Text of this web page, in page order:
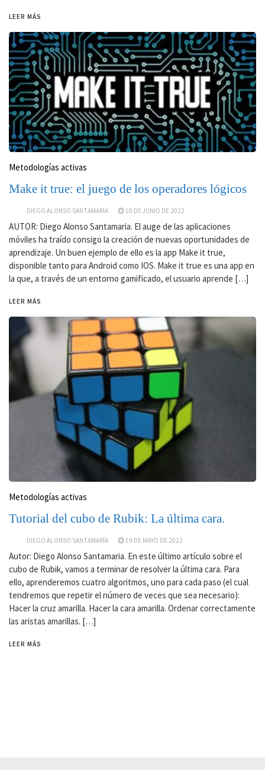
LEER MÁS
Metodologías activas
Make it true: el juego de los operadores lógicos
DIEGO ALONSO SANTAMARÍA 10 DE JUNIO DE 2022
AUTOR: Diego Alonso Santamaria. El auge de las aplicaciones
móviles ha traído consigo la creación de nuevas oportunidades de
aprendizaje. Un buen ejemplo de ello es la app Make it true,
disponible tanto para Android como IOS. Make it true es una app en
la que, a través de un entorno gamificado, el usuario aprende […]
LEER MÁS
Metodologías activas
Tutorial del cubo de Rubik: La última cara.
DIEGO ALONSO SANTAMARÍA 19 DE MAYO DE 2022
Autor: Diego Alonso Santamaria. En este último artículo sobre el
cubo de Rubik, vamos a terminar de resolver la última cara. Para
ello, aprenderemos cuatro algoritmos, uno para cada paso (el cual
tendremos que repetir el número de veces que sea necesario):
Hacer la cruz amarilla. Hacer la cara amarilla. Ordenar correctamente
las aristas amarillas. […]
LEER MÁS